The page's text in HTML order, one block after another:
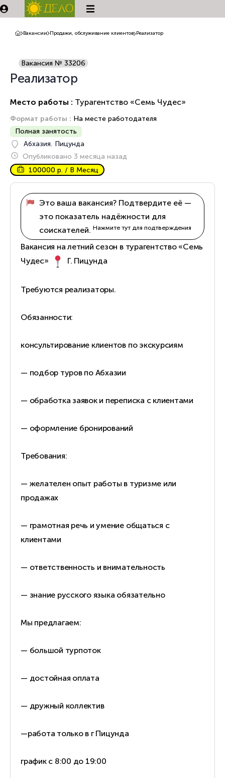
Вакансии Продажи, обслуживание клиентов Реализатор
Реализатор
Место работы : Турагентство «Семь Чудес»
Формат работы : На месте работодателя
Полная занятость
Абхазия, Пицунда
Опубликовано 3 месяца назад
100000 р. / В Месяц
Вакансия № 33206
Это ваша вакансия? Подтвердите её —
это показатель надёжности для
соискателей. Нажмите тут для подтверждения
Вакансия на летний сезон в турагентство «Семь
Чудес»
Г. Пицунда
Требуются реализаторы.
Обязанности:
консультирование клиентов по экскурсиям
— подбор туров по Абхазии
— обработка заявок и переписка с клиентами
— оформление бронирований
Требования:
— желателен опыт работы в туризме или
продажах
— грамотная речь и умение общаться с
клиентами
— ответственность и внимательность
— знание русского языка обязательно
Мы предлагаем:
— большой турпоток
— достойная оплата
— дружный коллектив
—работа только в г Пицунда
график с 8:00 до 19:00